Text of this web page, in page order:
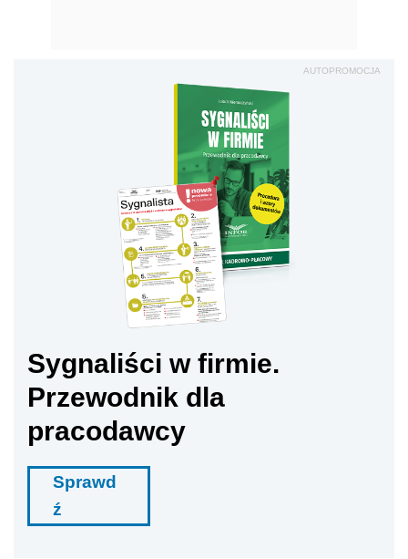
AUTOPROMOCJA
Sygnaliści w firmie.
Przewodnik dla
pracodawcy
Sprawd
ź